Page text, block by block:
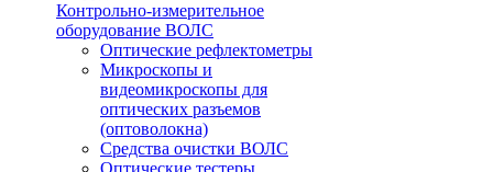
Контрольно-измерительное
оборудование ВОЛС
Оптические рефлектометры
Микроскопы и
видеомикроскопы для
оптических разъемов
(оптоволокна)
Средства очистки ВОЛС
Оптические тестеры